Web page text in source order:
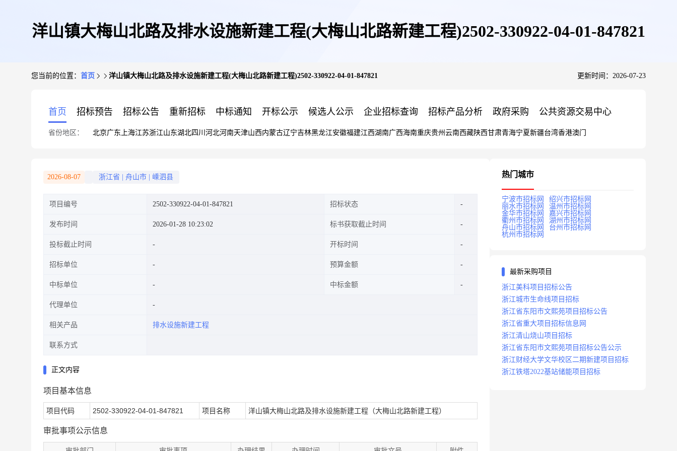
洋山镇大梅山北路及排水设施新建工程(大梅山北路新建工程)2502-330922-04-01-847821
您当前的位置： 首页 洋山镇大梅山北路及排水设施新建工程(大梅山北路新建工程)2502-330922-04-01-847821 更新时间：2026-07-23
首页 招标预告 招标公告 重新招标 中标通知 开标公示 候选人公示 企业招标查询 招标产品分析 政府采购 公共资源交易中心
省份地区： 北京广东 上海江苏浙江山东湖北四川 河北河南天津山西内蒙古辽宁吉林黑龙江安徽福建江西湖南广西海南重庆贵州 云南西藏陕西甘肃青海宁夏新疆台湾香港澳门
2026-08-07 浙江省 舟山市 嵊泗县
项目编号 2502-330922-04-01-847821 招标状态
发布时间 2026-01-28 10:23:02 标书获取截止时间
投标截止时间 开标时间
招标单位 预算金额
中标单位 中标金额
代理单位
相关产品 排水设施新建工程
联系方式
正文内容
项目基本信息
项目代码 2502-330922-04-01-847821 项目名称 洋山镇大梅山北路及排水设施新建工程（大梅山北路新建工程）
审批事项公示信息
热门城市
宁波市招标网
绍兴市招标网
丽水市招标网
温州市招标网
金华市招标网
嘉兴市招标网
衢州市招标网
湖州市招标网
舟山市招标网
台州市招标网
杭州市招标网
最新采购项目
浙江美科项目招标公告
浙江城市生命线项目招标
浙江省东阳市文熙苑项目招标公告
浙江省重大项目招标信息网
浙江清山烧山项目招标
浙江省东阳市文熙苑项目招标公告公示
浙江财经大学文华校区二期新建项目招标
浙江铁塔2022基站储能项目招标